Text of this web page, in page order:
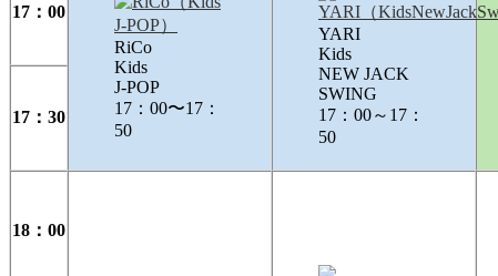
17：00
RiCo
Kids
J-POP
17：00〜17：
50
YARI
Kids
NEW JACK
SWING
17：00～17：
50
17：30
18：00